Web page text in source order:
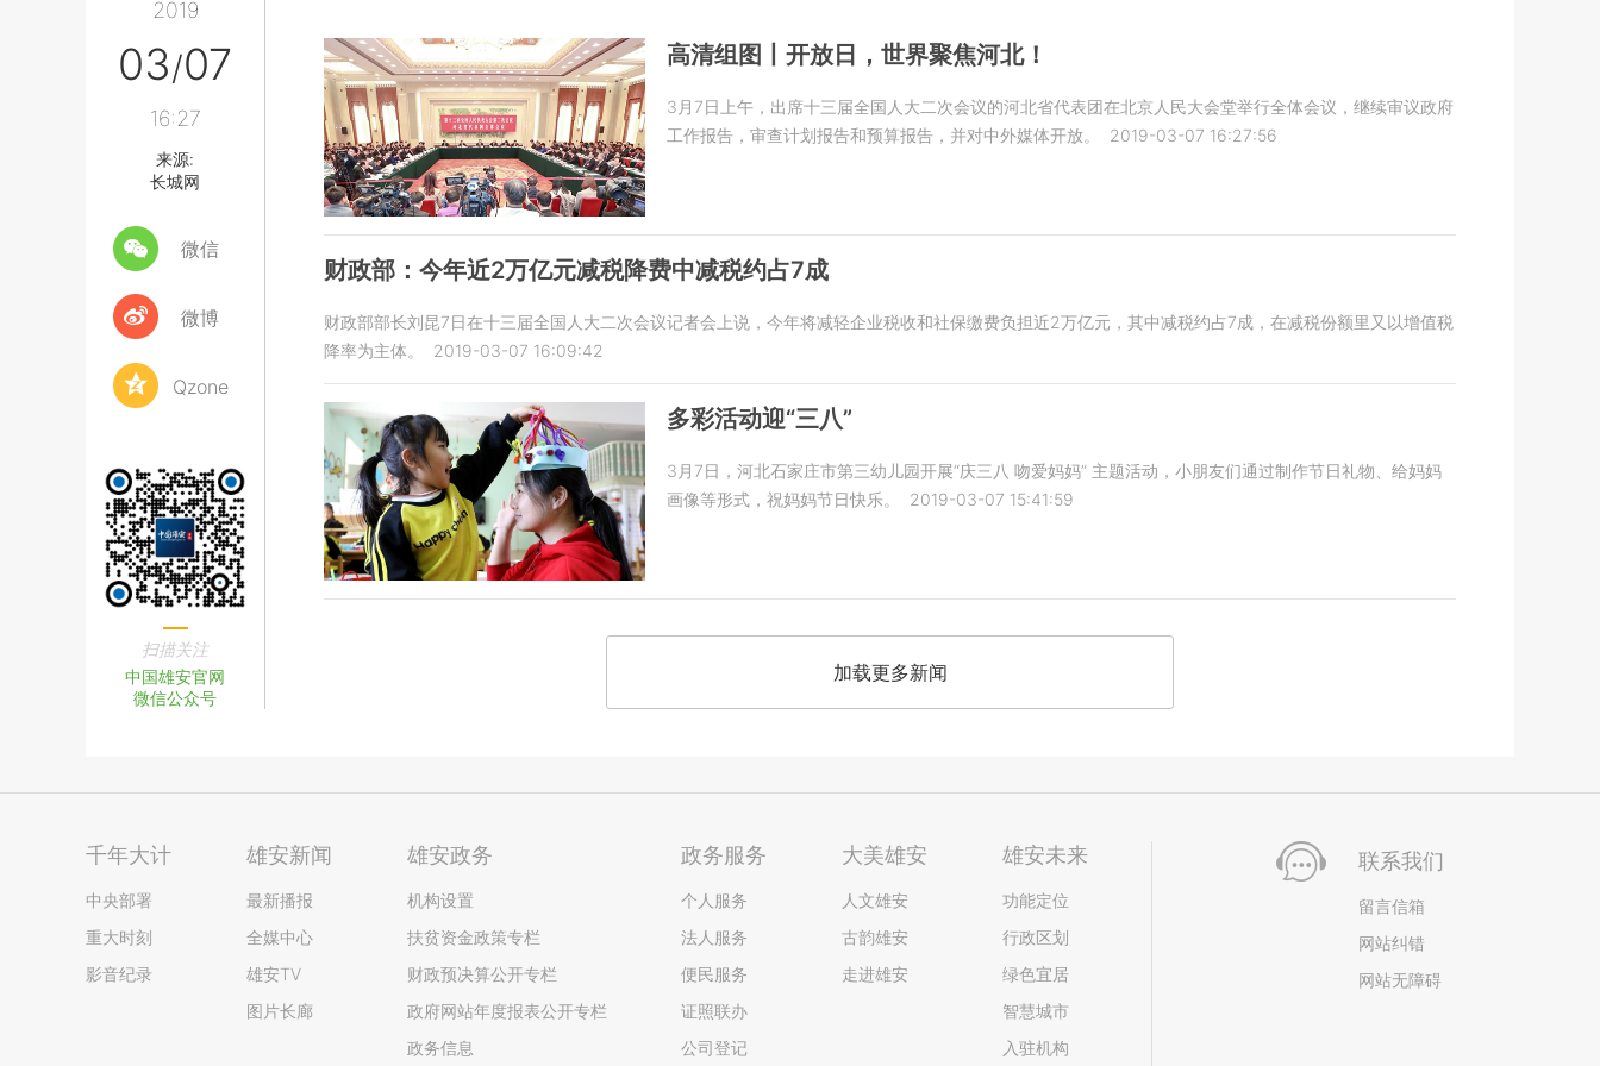
2019
03/07
16:27
来源:
长城网
微信
微博
Qzone
扫描关注
中国雄安官网
微信公众号
高清组图丨开放日，世界聚焦河北！
3月7日上午，出席十三届全国人大二次会议的河北省代表团在北京人民大会堂举行全体会议，继续审议政府
工作报告，审查计划报告和预算报告，并对中外媒体开放。
2019-03-07 16:27:56
财政部：今年近2万亿元减税降费中减税约占7成
财政部部长刘昆7日在十三届全国人大二次会议记者会上说，今年将减轻企业税收和社保缴费负担近2万亿元，其中减税约占7成，在减税份额里又以增值税
降率为主体。
2019-03-07 16:09:42
多彩活动迎“三八”
3月7日，河北石家庄市第三幼儿园开展“庆三八 吻爱妈妈” 主题活动，小朋友们通过制作节日礼物、给妈妈
画像等形式，祝妈妈节日快乐。
2019-03-07 15:41:59
加载更多新闻
千年大计
中央部署
重大时刻
影音纪录
雄安新闻
最新播报
全媒中心
雄安TV
图片长廊
雄安政务
机构设置
扶贫资金政策专栏
财政预决算公开专栏
政府网站年度报表公开专栏
政务信息
政务服务
个人服务
法人服务
便民服务
证照联办
公司登记
大美雄安
人文雄安
古韵雄安
走进雄安
雄安未来
功能定位
行政区划
绿色宜居
智慧城市
入驻机构
联系我们
留言信箱
网站纠错
网站无障碍